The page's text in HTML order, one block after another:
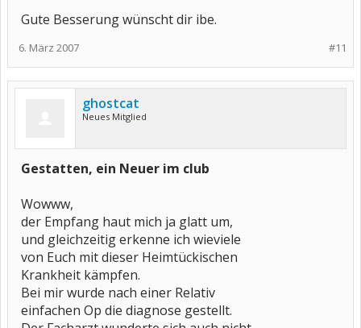
Gute Besserung wünscht dir ibe.
#11
6. März 2007
ghostcat
Neues Mitglied
Gestatten, ein Neuer im club
Wowww,
der Empfang haut mich ja glatt um,
und gleichzeitig erkenne ich wieviele
von Euch mit dieser Heimtückischen
Krankheit kämpfen.
Bei mir wurde nach einer Relativ
einfachen Op die diagnose gestellt.